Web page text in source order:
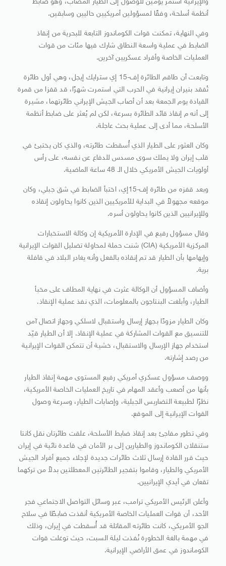
والإيرانية استمر يومين للوصول إلى الطيار المصاب، وهو ضابط
أنظمة أسلحة، وفقًا لمسؤولين أمريكيين حاليين وسابقين.
وفي النهاية، تمكنت قوات الكوماندوز التابعة للبحرية من إنقاذ
الضابط في عملية واسعة النطاق شارك فيها مئات من قوات
العمليات الخاصة وأفراد عسكريين آخرين.
وتابعت أن طاقم الطائرة إف-15 إي سترايك إيجل، وهي أول طائرة
تُفقد بنيران إيرانية في الحرب التي استمرت شهرًا، قد قفزا من قمرة
القيادة يوم الجمعة بعد أن أصاب الجيش الإيراني طائرتهما، مشيرة
إلى أنه م إنقاذ قائد الطائرة بسرعة، لكن لم يُعثر على ضابط أنظمة
الأسلحة، مما أدى إلى عملية بحث عاجلة.
وكان العثور على الطيار الذي أُسقطت طائرته، والذي كان يختبئ في
قلب إيران ولا يملك سوى مسدس للدفاع عن نفسه، على رأس
أولويات الجيش الأمريكي خلال الـ 48 ساعة الماضية.
وبعد قفزه من طائرة إف-15إي، اختبأ الضابط في شق جبلي، وكان
موقعه مجهولاً في البداية للأمريكيين الذين كانوا يحاولون إنقاذه
وللإيرانيين الذين كانوا يحاولون أسره.
وقال مسؤول رفيع في الإدارة الأمريكية إن وكالة الاستخبارات
المركزية الأمريكية (CIA) شنت حملة لمحاولة تضليل القوات الإيرانية
وإيهامها بأن الطيار قد تم إنقاذه بالفعل وأنه يغادر البلاد في قافلة
برية.
وأضاف المسؤول أن الوكالة عثرت في نهاية المطاف على مخبأ
الطيار، وأبلغت البنتاجون بالمعلومات، الذي نفذ عملية الإنقاذ.
وكان الطيار مزودًا بجهاز إرسال واستقبال لاسلكي وجهاز اتصال آمن
للتنسيق مع القوات المشاركة في عملية الإنقاذ. إلا أن الطيار قيّد
استخدام جهاز الإرسال والاستقبال، خشية أن تتمكن القوات الإيرانية
من رصد إشارته.
ووصف مسؤول عسكري أمريكي رفيع المستوى مهمة إنقاذ الطيار
بأنها من أصعب وأعقد المهام في تاريخ العمليات الخاصة الأمريكية،
نظرًا لطبيعة التضاريس الجبلية، وإصابات الطيار، وسرعة وصول
القوات الإيرانية إلى الموقع.
وفي تطور مفاجئ بعد إنقاذ ضابط الأسلحة، علقت طائرتان نقل كانتا
ستنقلان الكوماندوز والطيارين إلى بر الأمان في قاعدة نائية في إيران
حيث قرر القادة إرسال ثلاث طائرات جديدة لإجلاء جميع أفراد الجيش
الأمريكي والطيار، وقاموا بتفجير الطائرتين المعطلتين بدلاً من تركهما
تقعان في أيدي الإيرانيين.
وأعلن الرئيس الأمريكي ترامب، عبر وسائل التواصل الاجتماعي فجر
الأحد، أن قوات العمليات الخاصة الأمريكية أنقذت ضابطًا في سلاح
الجو الأمريكي، كانت طائرته المقاتلة قد أُسقطت في إيران، وذلك
في مهمة بالغة الخطورة نُفذت ليلة السبت، حيث توغلت قوات
الكوماندوز في عمق الأراضي الإيرانية.